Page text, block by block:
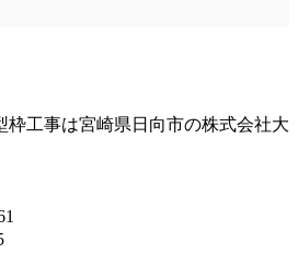
枠工事は宮崎県日向市の株式会社大